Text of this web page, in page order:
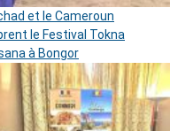
et le Cameroun
le Festival Tokna
à Bongor